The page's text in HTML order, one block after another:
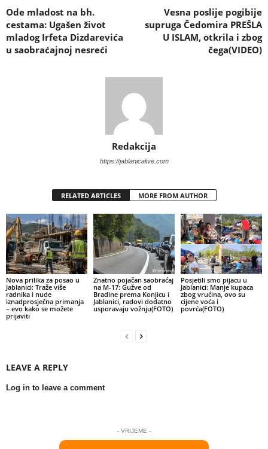
Ode mladost na bh.
cestama: Ugašen život
mladog Irfeta Dizdarevića
u saobraćajnoj nesreći
Vesna poslije pogibije
supruga Čedomira PREŠLA
U ISLAM, otkrila i zbog
čega(VIDEO)
Redakcija
https://jablanicalive.com
RELATED ARTICLES MORE FROM AUTHOR
Nova prilika za posao u
Jablanici: Traže više
radnika i nude
iznadprosječna primanja
– evo kako se možete
prijaviti
Znatno pojačan saobraćaj
na M-17: Gužve od
Bradine prema Konjicu i
Jablanici, radovi dodatno
usporavaju vožnju(FOTO)
Posjetili smo pijacu u
Jablanici: Manje kupaca
zbog vrućina, ovo su
cijene voća i
povrća(FOTO)
LEAVE A REPLY
Log in to leave a comment
- VRIJEME -